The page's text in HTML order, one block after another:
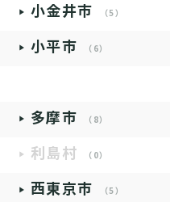
小金井市 （5）
小平市 （6）
多摩市 （8）
利島村 （0）
西東京市 （5）